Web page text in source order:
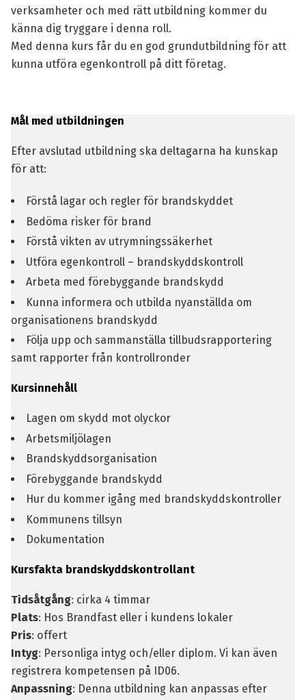
verksamheter och med rätt utbildning kommer du
känna dig tryggare i denna roll.
Med denna kurs får du en god grundutbildning för att
kunna utföra egenkontroll på ditt företag.
Mål med utbildningen
Efter avslutad utbildning ska deltagarna ha kunskap
för att:
Förstå lagar och regler för brandskyddet
Bedöma risker för brand
Förstå vikten av utrymningssäkerhet
Utföra egenkontroll – brandskyddskontroll
Arbeta med förebyggande brandskydd
Kunna informera och utbilda nyanställda om
organisationens brandskydd
Följa upp och sammanställa tillbudsrapportering
samt rapporter från kontrollronder
Kursinnehåll
Lagen om skydd mot olyckor
Arbetsmiljölagen
Brandskyddsorganisation
Förebyggande brandskydd
Hur du kommer igång med brandskyddskontroller
Kommunens tillsyn
Dokumentation
Kursfakta brandskyddskontrollant
Tidsåtgång: cirka 4 timmar
Plats: Hos Brandfast eller i kundens lokaler
Pris: offert
Intyg: Personliga intyg och/eller diplom. Vi kan även
registrera kompetensen på ID06.
Anpassning: Denna utbildning kan anpassas efter